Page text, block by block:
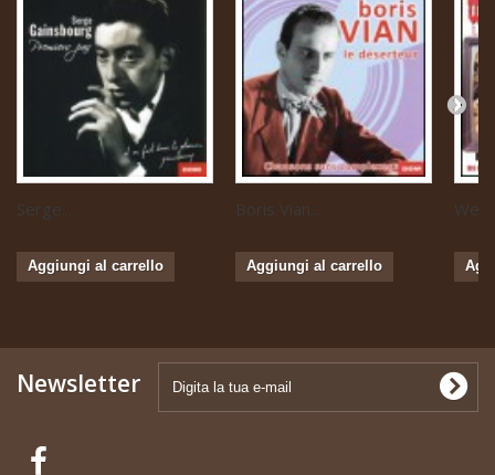
Serge...
Aggiungi al carrello
Boris Vian...
Aggiungi al carrello
Newsletter